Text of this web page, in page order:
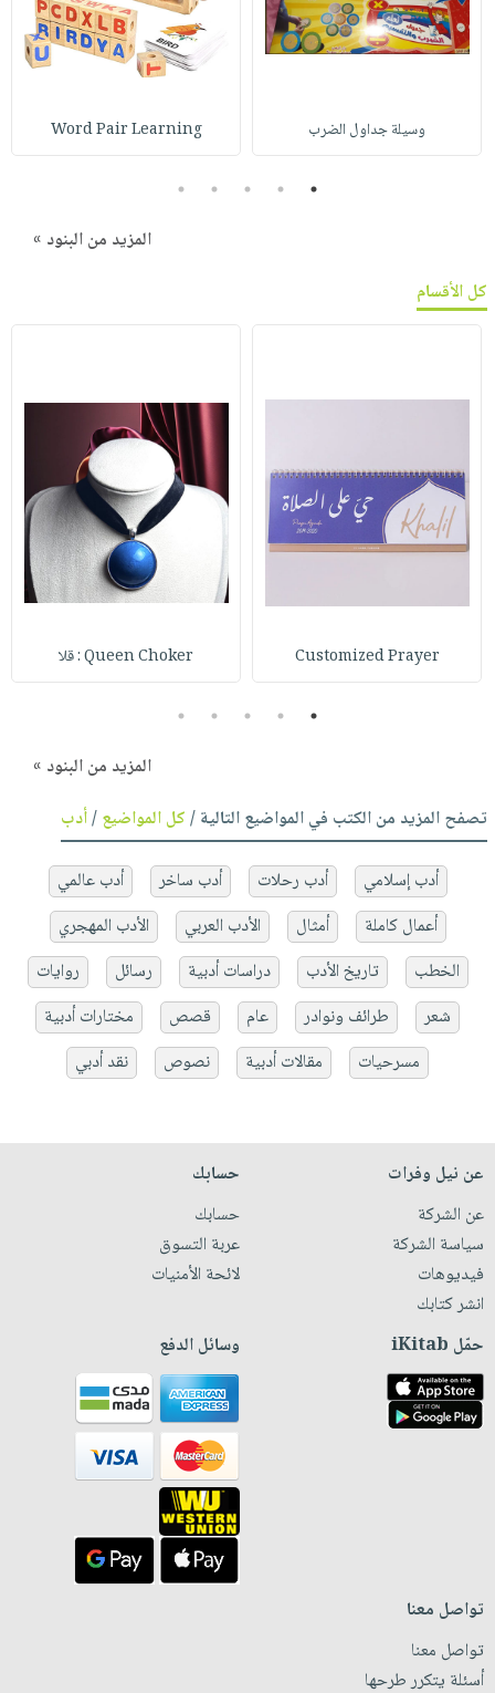
وسيلة جداول الضرب Word Pair Learning
1
2
3
4
5
المزيد من البنود »
كل الأقسام
Customized Prayer Queen Choker : قلا
1
2
3
4
5
المزيد من البنود »
تصفح المزيد من الكتب في المواضيع التالية /كل المواضيع/أدب
أدب إسلامي أدب رحلات أدب ساخر
أدب عالمي
أعمال كاملة
أمثال الأدب العربي
الأدب المهجري
الخطب
تاريخ الأدب دراسات أدبية رسائل
روايات
شعر
طرائف ونوادر عام قصص
مختارات أدبية
مسرحيات
مقالات أدبية نصوص نقد أدبي
عن نيل وفرات
عن الشركة
سياسة الشركة
فيديوهات
انشر كتابك
حسابك
حسابك
عربة التسوق
لائحة الأمنيات
حمّل iKitab وسائل الدفع
تواصل معنا
تواصل معنا
أسئلة يتكرر طرحها